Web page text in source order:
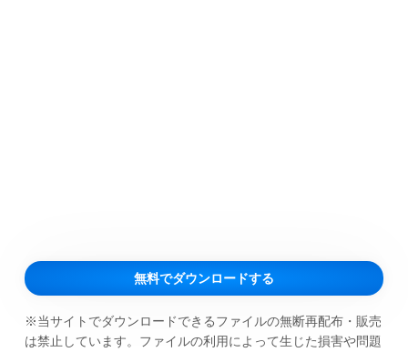
無料でダウンロードする
※当サイトでダウンロードできるファイルの無断再配布・販売
は禁止しています。ファイルの利用によって生じた損害や問題